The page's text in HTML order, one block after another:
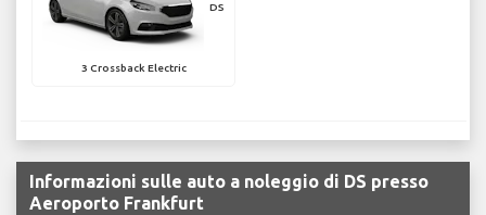
DS
3 Crossback Electric
Informazioni sulle auto a noleggio di DS presso
Aeroporto Frankfurt